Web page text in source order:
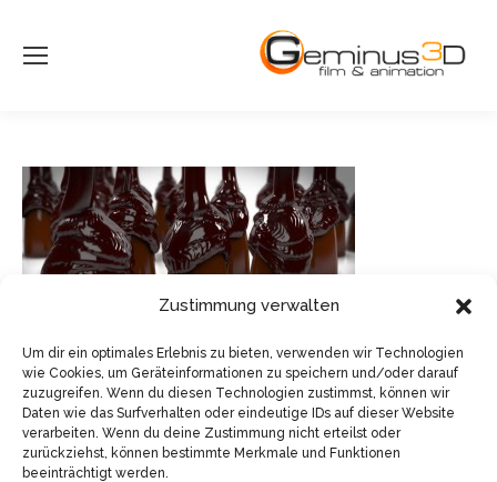
Zustimmung verwalten
Um dir ein optimales Erlebnis zu bieten, verwenden wir Technologien
wie Cookies, um Geräteinformationen zu speichern und/oder darauf
zuzugreifen. Wenn du diesen Technologien zustimmst, können wir
Daten wie das Surfverhalten oder eindeutige IDs auf dieser Website
verarbeiten. Wenn du deine Zustimmung nicht erteilst oder
zurückziehst, können bestimmte Merkmale und Funktionen
beeinträchtigt werden.